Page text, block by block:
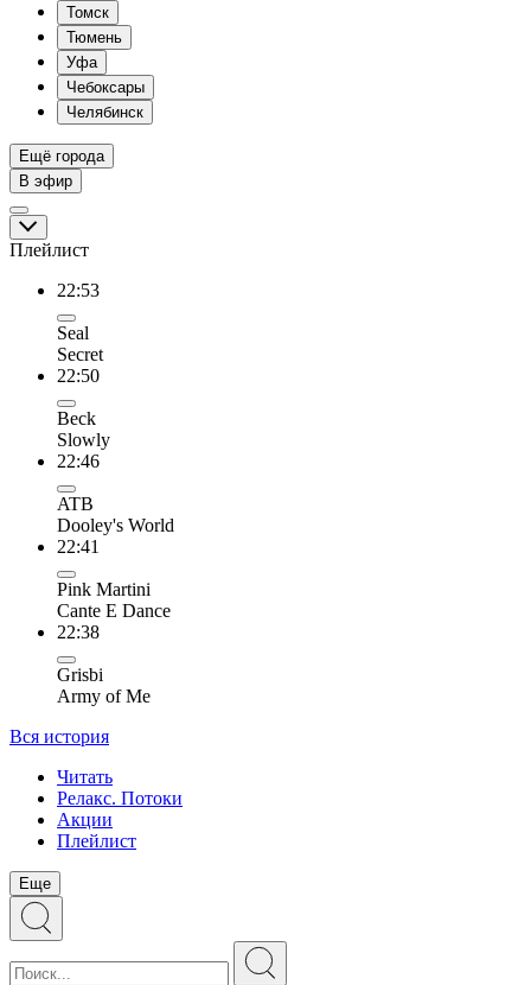
Томск
Тюмень
Уфа
Чебоксары
Челябинск
Ещё города
В эфир
Плейлист
22:53
Seal
Secret
22:50
Beck
Slowly
22:46
ATB
Dooley's World
22:41
Pink Martini
Cante E Dance
22:38
Grisbi
Army of Me
Вся история
Читать
Релакс. Потоки
Акции
Плейлист
Еще